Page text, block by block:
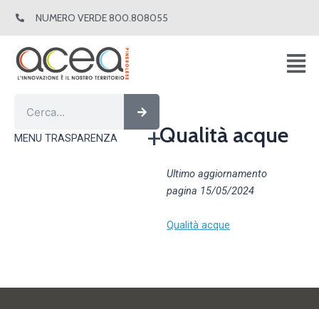
NUMERO VERDE 800.808055
Cerca
MENU TRASPARENZA Qualità acque
Ultimo aggiornamento
pagina 15/05/2024
Qualità acque